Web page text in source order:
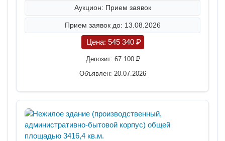
Аукцион: Прием заявок
Прием заявок до: 13.08.2026
Цена: 545 340 P
Депозит: 67 100P
Объявлен: 20.07.2026